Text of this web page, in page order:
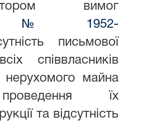
вимог
№ 1952-
письмової
співвласників
нерухомого майна
їх
та відсутність